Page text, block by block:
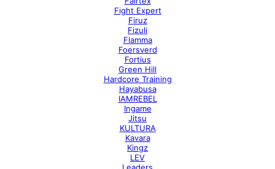
Fight Expert
Firuz
Fizuli
Flamma
Foersverd
Fortius
Green Hill
Hardcore Training
Hayabusa
IAMREBEL
Ingame
Jitsu
KULTURA
Kavara
Kingz
LEV